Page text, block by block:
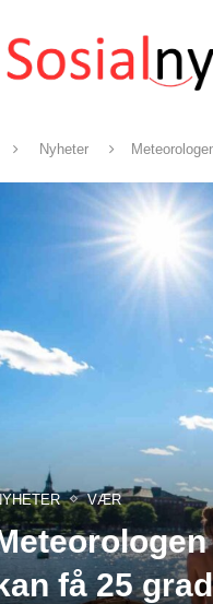
Nyheter
VÆR
få 25